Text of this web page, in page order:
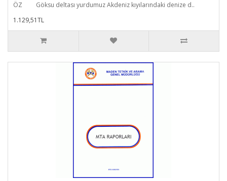
ÖZ Göksu deltası yurdumuz Akdeniz kıyılarındaki denize d..
1.129,51TL